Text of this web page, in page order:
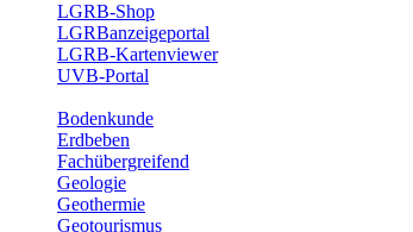
LGRB-Shop
LGRBanzeigeportal
LGRB-Kartenviewer
UVB-Portal
Bodenkunde
Erdbeben
Fachübergreifend
Geologie
Geothermie
Geotourismus